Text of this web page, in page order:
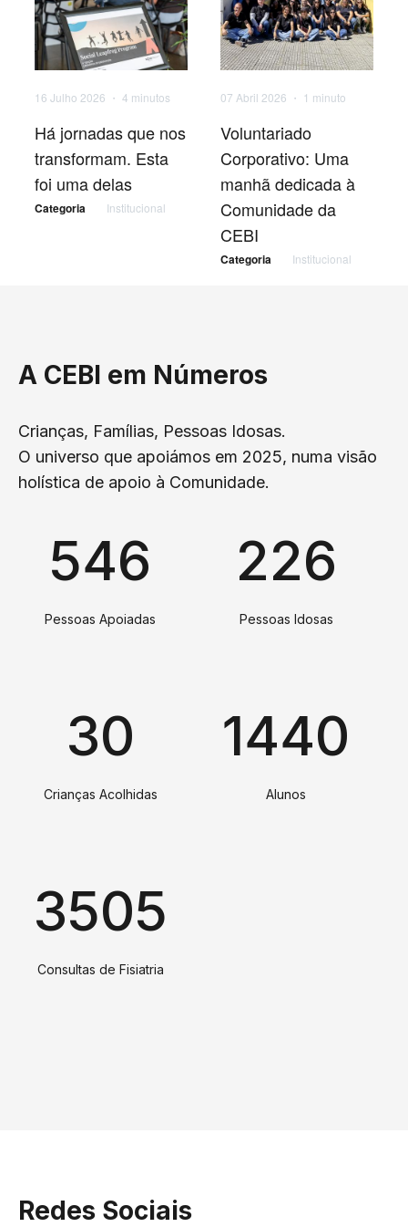
16 Julho 2026 ・ 4 minutos
Há jornadas que nos
transformam. Esta
foi uma delas
Categoria Institucional
07 Abril 2026 ・ 1 minuto
Voluntariado
Corporativo: Uma
manhã dedicada à
Comunidade da
CEBI
Categoria Institucional
A CEBI em Números
Crianças, Famílias, Pessoas Idosas.
O universo que apoiámos em 2025, numa visão
holística de apoio à Comunidade.
Pessoas Apoiadas
546
Pessoas Idosas
226
Crianças Acolhidas
30
Alunos
1440
Consultas de Fisiatria
3505
Redes Sociais